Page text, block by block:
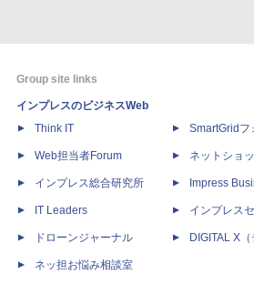
Group site links
インプレスのビジネスWeb
Think IT
Web担当者Forum
インプレス総合研究所
IT Leaders
ドローンジャーナル
ネッ担お悩み相談室
SmartGridフ
ネットショ
Impress
インプレス
DIGITAL X（